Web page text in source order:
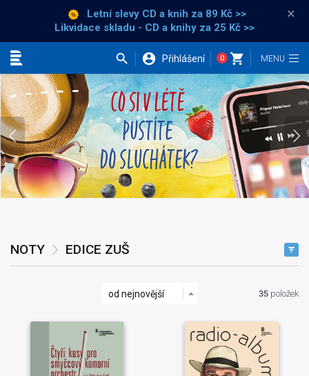
Letní slevy CD a knih za 89 Kč >>
Likvidace skladu - CD a knihy za 25 Kč >>
×
Přihlášení 0
Kategorie
Co si v létě pustíte do sluchátek?
NOTY EDICE ZUŠ
od nejnovější 35 položek